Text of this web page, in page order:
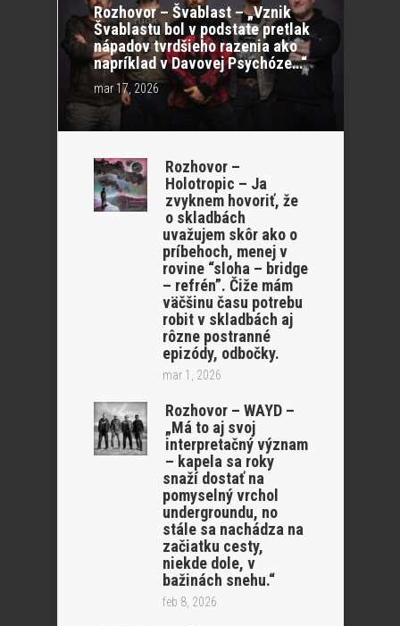
Rozhovor – Švablast – „Vznik
Švablastu bol v podstate pretlak
nápadov tvrdšieho razenia ako
napríklad v Davovej Psychóze…“
mar 17, 2026
Rozhovor –
Holotropic – Ja
zvyknem hovoriť, že
o skladbách
uvažujem skôr ako o
príbehoch, menej v
rovine “sloha – bridge
– refrén”. Čiže mám
väčšinu času potrebu
robit v skladbách aj
rôzne postranné
epizódy, odbočky.
mar 1, 2026
Rozhovor – WAYD –
„Má to aj svoj
interpretačný význam
– kapela sa roky
snaží dostať na
pomyselný vrchol
undergroundu, no
stále sa nachádza na
začiatku cesty,
niekde dole, v
bažinách snehu.“
feb 8, 2026